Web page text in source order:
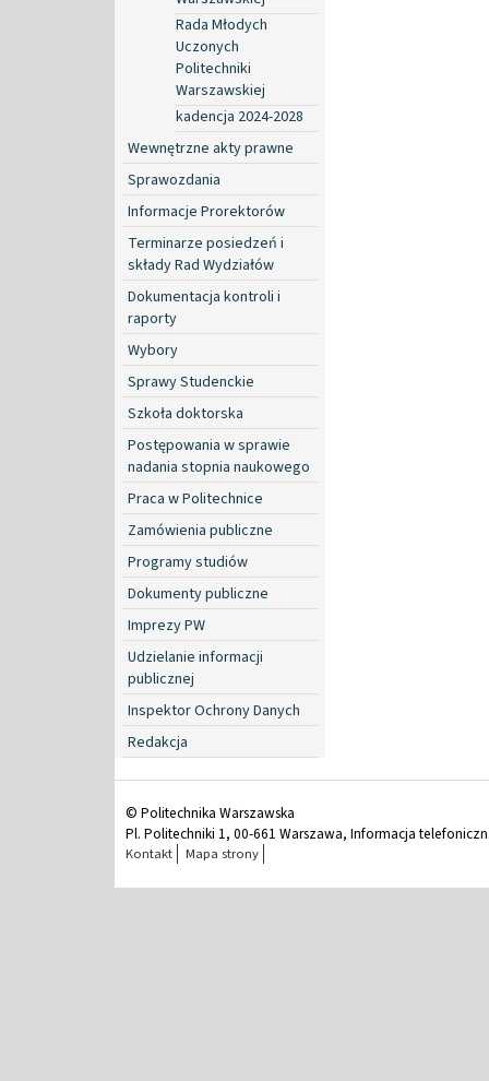
Rada Młodych
Uczonych
Politechniki
Warszawskiej
kadencja 2024-2028
Wewnętrzne akty prawne
Sprawozdania
Informacje Prorektorów
Terminarze posiedzeń i
składy Rad Wydziałów
Dokumentacja kontroli i
raporty
Wybory
Sprawy Studenckie
Szkoła doktorska
Postępowania w sprawie
nadania stopnia naukowego
Praca w Politechnice
Zamówienia publiczne
Programy studiów
Dokumenty publiczne
Imprezy PW
Udzielanie informacji
publicznej
Inspektor Ochrony Danych
Redakcja
© Politechnika Warszawska
Pl. Politechniki 1, 00-661 Warszawa, Informacja
Kontakt Mapa strony